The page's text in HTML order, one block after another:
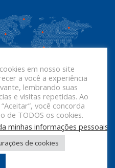
em nosso site
a você a experiência
lembrando suas
e visitas repetidas. Ao
você concorda
de TODOS os cookies.
minhas informações pessoais
de cookies